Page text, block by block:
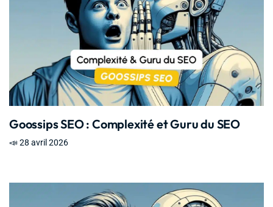
Goossips SEO : Complexité et Guru du SEO
📣 28 avril 2026